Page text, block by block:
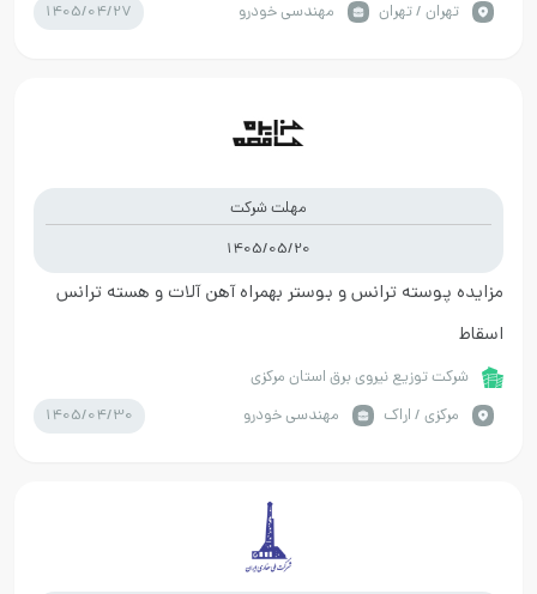
تهران / تهران
مهندسی خودرو 1405/04/27
مهلت شرکت
1405/05/20
مزایده پوسته ترانس و بوستر بهمراه آهن آلات و هسته ترانس
اسقاط
شرکت توزیع نیروی برق استان مرکزی
مركزي / اراک
مهندسی خودرو 1405/04/30